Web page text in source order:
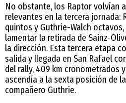
No obstante, los Raptor volvían
relevantes en la tercera jornada:
quintos y Guthrie-Walch
lamentar la retirada de Sainz-
la dirección. Esta tercera etapa
salida y llegada en San Rafael
del rally, 409 km cronometrados
ascendía a la sexta posición de
compañero Guthrie.